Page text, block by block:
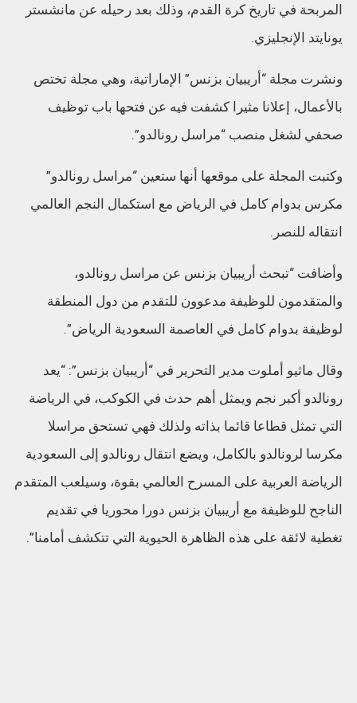
المربحة في تاريخ كرة القدم، وذلك بعد رحيله عن مانشستر
يونايتد الإنجليزي.
ونشرت مجلة “أريبيان بزنس” الإماراتية، وهي مجلة تختص
بالأعمال، إعلانا مثيرا كشفت فيه عن فتحها باب توظيف
صحفي لشغل منصب “مراسل رونالدو”.
وكتبت المجلة على موقعها أنها ستعين “مراسل رونالدو”
مكرس بدوام كامل في الرياض مع استكمال النجم العالمي
انتقاله للنصر.
وأضافت “تبحث أريبيان بزنس عن مراسل رونالدو،
والمتقدمون للوظيفة مدعوون للتقدم من دول المنطقة
لوظيفة بدوام كامل في العاصمة السعودية الرياض”.
وقال ماثيو أملوت مدير التحرير في “أريبيان بزنس”: “يعد
رونالدو أكبر نجم ويمثل أهم حدث في الكوكب، في الرياضة
التي تمثل قطاعا قائما بذاته ولذلك فهي تستحق مراسلا
مكرسا لرونالدو بالكامل، ويضع انتقال رونالدو إلى السعودية
الرياضة العربية على المسرح العالمي بقوة، وسيلعب المتقدم
الناجح للوظيفة مع أريبيان بزنس دورا محوريا في تقديم
تغطية لائقة على هذه الظاهرة الحيوية التي تتكشف أمامنا”.